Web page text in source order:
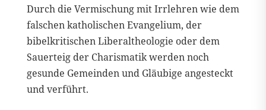
Durch die Vermischung mit Irrlehren wie dem
falschen katholischen Evangelium, der
bibelkritischen Liberaltheologie oder dem
Sauerteig der Charismatik werden noch
gesunde Gemeinden und Gläubige angesteckt
und verführt.